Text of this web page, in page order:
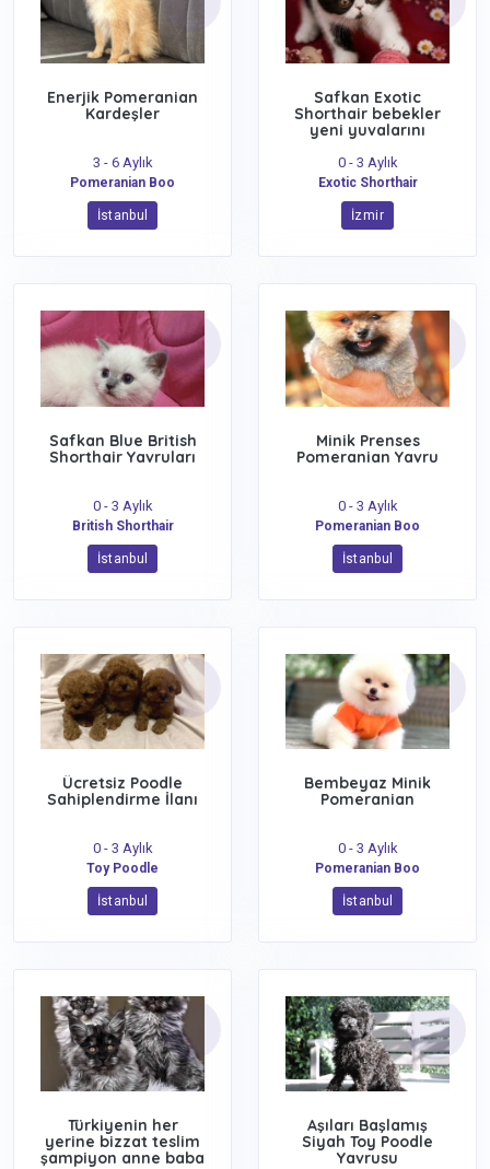
Enerjik Pomeranian
Kardeşler
3 - 6 Aylık
Pomeranian Boo
İstanbul
Safkan Exotic
Shorthair bebekler
yeni yuvalarını
0 - 3 Aylık
Exotic Shorthair
İzmir
Safkan Blue British
Shorthair Yavruları
0 - 3 Aylık
British Shorthair
İstanbul
Minik Prenses
Pomeranian Yavru
0 - 3 Aylık
Pomeranian Boo
İstanbul
Ücretsiz Poodle
Sahiplendirme İlanı
0 - 3 Aylık
Toy Poodle
İstanbul
Bembeyaz Minik
Pomeranian
0 - 3 Aylık
Pomeranian Boo
İstanbul
Türkiyenin her
yerine bizzat teslim
şampiyon anne baba
Aşıları Başlamış
Siyah Toy Poodle
Yavrusu